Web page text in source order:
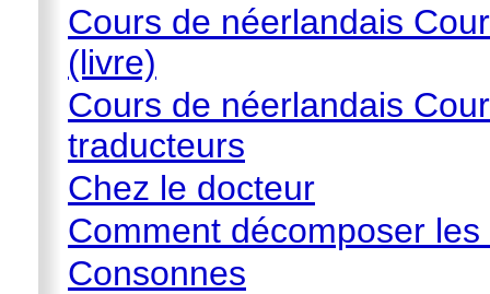
Cours de néerlandais
(livre)
Cours de néerlandais
traducteurs
Chez le docteur
Comment décomposer
Consonnes